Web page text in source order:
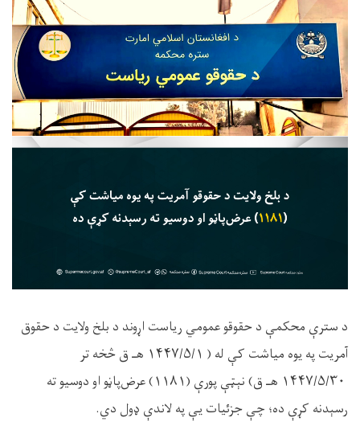
د سترې محکمې د حقوقو عمومي ریاست اړوند د بلخ ولایت د حقوق
آمریت په یوه میاشت کې له ( ۱۴۴۷/۵/۱ هـ ق څخه تر
۱۴۴۷/۵/۳۰ هـ ق) نېټې پورې (۱۱۸۱) عرض‌پاڼو او دوسيو ته
رسېدنه کړې د‎ه؛ چې جزئيات يې په لاندې ډول دي.